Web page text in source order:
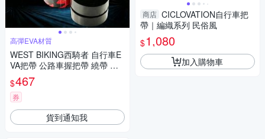
高彈EVA材質
WEST BIKING西騎者 自行車E
VA把帶 公路車握把帶 繞帶 手
把 捲帶 防滑 吸震 單車手把 包
覆帶 腳踏車
$467
券
貨到通知我
商店 CICLOVATION自行車把
帶｜編織系列 民俗風
$1,080
加入購物車